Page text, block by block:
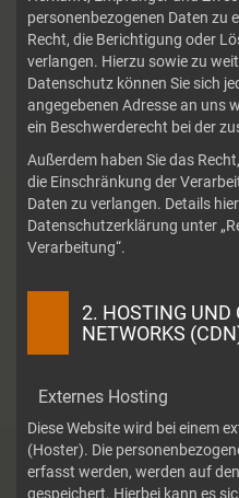
personenbezogenen Daten zu
Recht, die Berichtigung oder
verlangen. Hierzu sowie zu
Datenschutz können Sie sich
angegebenen Adresse an uns
ein Beschwerderecht bei der
Außerdem haben Sie das
die Einschränkung der
Daten zu verlangen. Details
Datenschutzerklärung unter
Verarbeitung“.
2. HOSTING UND
NETWORKS
Externes Hosting
Diese Website wird bei einem
(Hoster). Die
erfasst werden, werden auf
gespeichert. Hierbei kann es